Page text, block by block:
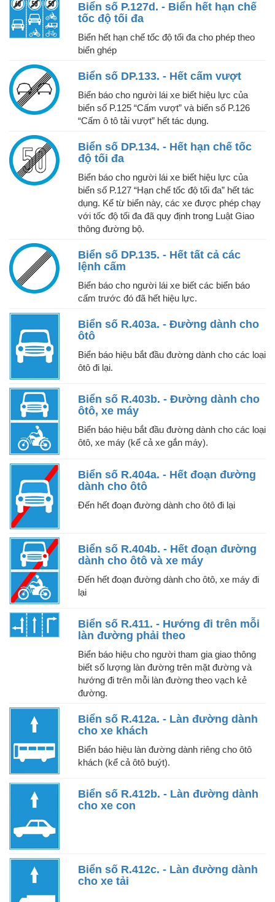
Biển số P.127d. - Biển hết hạn chế
tốc độ tối đa
Biển hết hạn chế tốc độ tối đa cho phép theo
biển ghép
Biển số DP.133. - Hết cấm vượt
Biển báo cho người lái xe biết hiệu lực của
biển số P.125 “Cấm vượt” và biển số P.126
“Cấm ô tô tải vượt” hết tác dụng.
Biển số DP.134. - Hết hạn chế tốc
độ tối đa
Biển báo cho người lái xe biết hiệu lực của
biển số P.127 “Hạn chế tốc độ tối đa” hết tác
dụng. Kể từ biển này, các xe được phép chạy
với tốc độ tối đa đã quy định trong Luật Giao
thông đường bộ.
Biển số DP.135. - Hết tất cả các
lệnh cấm
Biển báo cho người lái xe biết các biển báo
cấm trước đó đã hết hiệu lực.
Biển số R.403a. - Đường dành cho
ôtô
Biển báo hiệu bắt đầu đường dành cho các loại
ôtô đi lại.
Biển số R.403b. - Đường dành cho
ôtô, xe máy
Biển báo hiệu bắt đầu đường dành cho các loại
ôtô, xe máy (kể cả xe gắn máy).
Biển số R.404a. - Hết đoạn đường
dành cho ôtô
Đến hết đoạn đường dành cho ôtô đi lại
Biển số R.404b. - Hết đoạn đường
dành cho ôtô và xe máy
Đến hết đoạn đường dành cho ôtô, xe máy đi
lại
Biển số R.411. - Hướng đi trên mỗi
làn đường phải theo
Biển báo hiệu cho người tham gia giao thông
biết số lượng làn đường trên mặt đường và
hướng đi trên mỗi làn đường theo vạch kẻ
đường.
Biển số R.412a. - Làn đường dành
cho xe khách
Biển báo hiệu làn đường dành riêng cho ôtô
khách (kể cả ôtô buýt).
Biển số R.412b. - Làn đường dành
cho xe con
Biển số R.412c. - Làn đường dành
cho xe tải